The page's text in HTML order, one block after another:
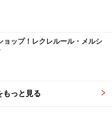
deux Moulins」は、西の
は映画のポスターが貼ら
せんが、カウンターは健
大好物クレーム・ブリュレ
メリの世界を表現したデ
ョップ！レクレルール・メルシ
もっと見る